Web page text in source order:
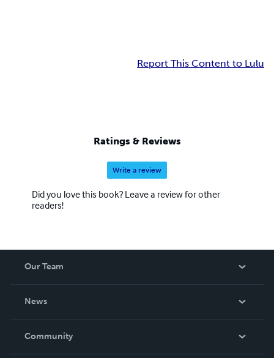
Report This Content to Lulu
Ratings & Reviews
Write a review
Did you love this book? Leave a review for other
readers!
Our Team
About Us
Careers
News
In The News
Events
Community